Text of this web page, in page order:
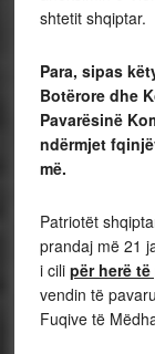
shtetit shqiptar.
Para, sipas
Botërore dhe
Pavarësinë
ndërmjet
më.
Patriotët
prandaj më 21
i cili për herë
vendin të
Fuqive të